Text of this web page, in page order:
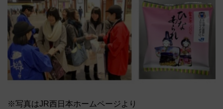
※写真はJR西日本ホームページより